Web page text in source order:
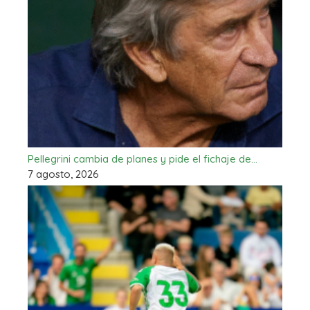
Pellegrini cambia de planes y pide el fichaje de…
7 agosto, 2026